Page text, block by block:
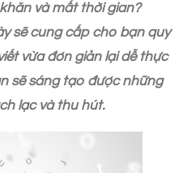
và mất thời gian?
sẽ cung cấp cho bạn quy
vừa đơn giản lại dễ thực
sẽ sáng tạo được những
lạc và thu hút.